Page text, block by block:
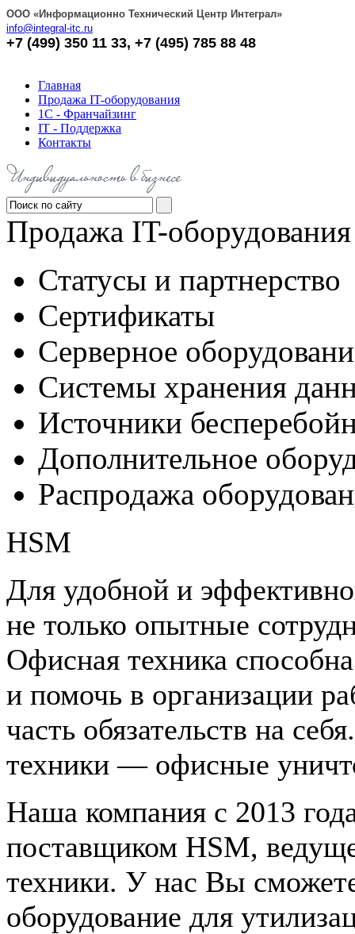
OOO «Информационно Технический Центр Интеграл»
info@integral-itc.ru
+7 (499) 350 11 33, +7 (495) 785 88 48
Главная
Продажа IT-оборудования
1С - Франчайзинг
IT - Поддержка
Контакты
Продажа IT-оборудования
Статусы и партнерство
Сертификаты
Серверное
Системы хранения
Источники
Дополнительное
Распродажа
HSM
Для удобной и
не только опытные
Офисная техника
и помочь в организации
часть обязательств на
техники — офисные
Наша компания с 2013
поставщиком HSM,
техники. У нас Вы
оборудование для